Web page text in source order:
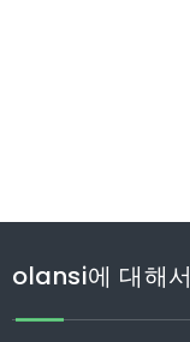
olansi에 대해서